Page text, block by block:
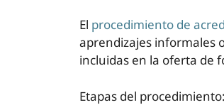
El procedimiento de
aprendizajes informales
incluidas en la oferta de
Etapas del procedimiento: